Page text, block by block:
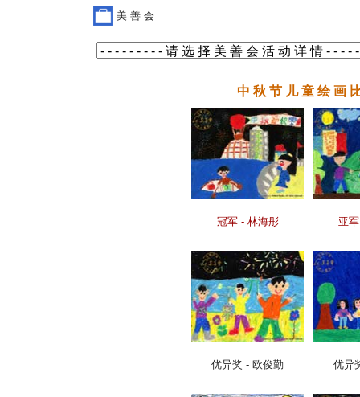
美 善 会
中 秋 节 儿 童 绘 画
冠军 - 林海彤 亚
优异奖 - 欧俊勤 优异